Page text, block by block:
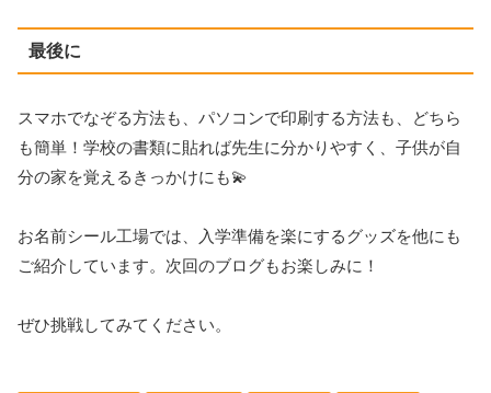
最後に
スマホでなぞる方法も、パソコンで印刷する方法も、どちら
も簡単！学校の書類に貼れば先生に分かりやすく、子供が自
分の家を覚えるきっかけにも💫
お名前シール工場では、入学準備を楽にするグッズを他にも
ご紹介しています。次回のブログもお楽しみに！
ぜひ挑戦してみてください。